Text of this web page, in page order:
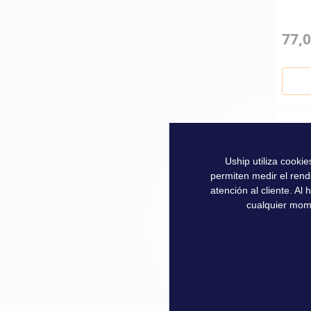
Uship utiliza
permiten medir el
atención al cliente. Al
cualquier